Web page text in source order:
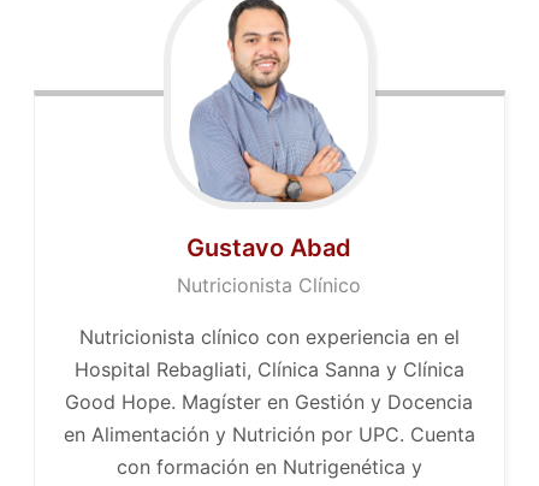
Gustavo Abad
Nutricionista Clínico
Nutricionista clínico con experiencia en el
Hospital Rebagliati, Clínica Sanna y Clínica
Good Hope. Magíster en Gestión y Docencia
en Alimentación y Nutrición por UPC. Cuenta
con formación en Nutrigenética y